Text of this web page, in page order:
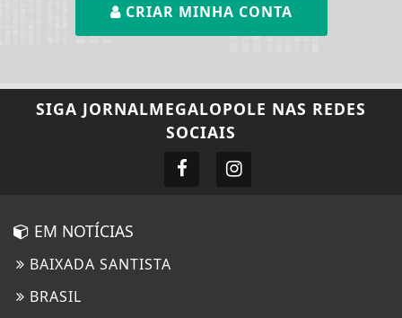
CRIAR MINHA CONTA
SIGA JORNALMEGALOPOLE NAS REDES
SOCIAIS
EM NOTÍCIAS
BAIXADA SANTISTA
BRASIL